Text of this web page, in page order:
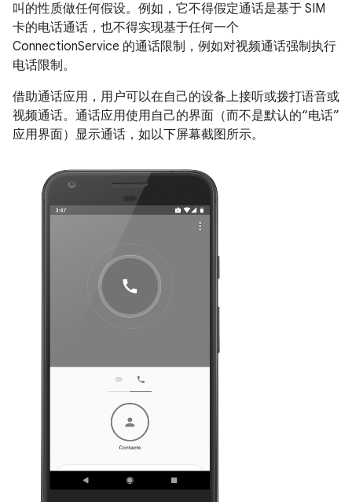
叫的性质做任何假设。例如，它不得假定通话是基于 SIM
卡的电话通话，也不得实现基于任何一个
ConnectionService 的通话限制，例如对视频通话强制执行
电话限制。
借助通话应用，用户可以在自己的设备上接听或拨打语音或
视频通话。通话应用使用自己的界面（而不是默认的“电话”
应用界面）显示通话，如以下屏幕截图所示。